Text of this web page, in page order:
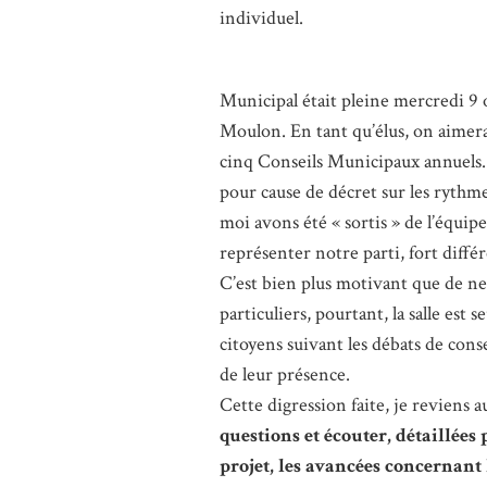
individuel.
Municipal était pleine mercredi 9
Moulon. En tant qu’élus, on
cinq Conseils Municipaux
pour cause de décret sur les
moi avons été « sortis » de
représenter notre parti, fort
C’est bien plus motivant que de
particuliers, pourtant, la salle est
citoyens suivant les débats de
de leur présence.
Cette digression faite, je reviens
questions et écouter, détaillées
projet, les avancées